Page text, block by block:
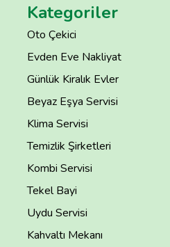
Kategoriler
Oto Çekici
Evden Eve Nakliyat
Günlük Kiralık Evler
Beyaz Eşya Servisi
Klima Servisi
Temizlik Şirketleri
Kombi Servisi
Tekel Bayi
Uydu Servisi
Kahvaltı Mekanı